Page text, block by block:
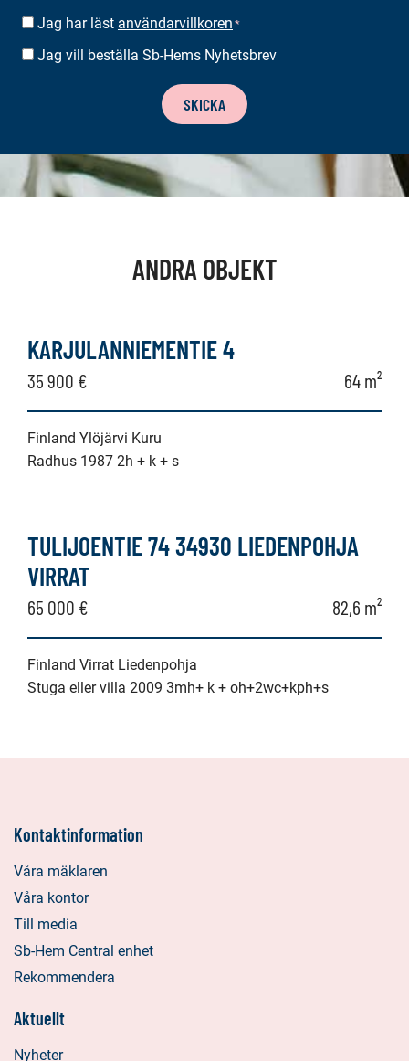
SUOSTUMUS *
Jag har läst användarvillkoren *
BESTÄLLA
Jag vill beställa Sb-Hems Nyhetsbrev
SKICKA
ANDRA OBJEKT
KARJULANNIEMENTIE 4
35 900 € 64 m²
Finland Ylöjärvi Kuru
Radhus 1987 2h + k + s
TULIJOENTIE 74 34930 LIEDENPOHJA
VIRRAT
65 000 € 82,6 m²
Finland Virrat Liedenpohja
Stuga eller villa 2009 3mh+ k + oh+2wc+kph+s
Kontaktinformation
Våra mäklaren
Våra kontor
Till media
Sb-Hem Central enhet
Rekommendera
Aktuellt
Nyheter